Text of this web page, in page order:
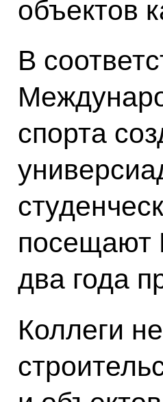
объектов
В
спорта
посещают
два года
Коллеги